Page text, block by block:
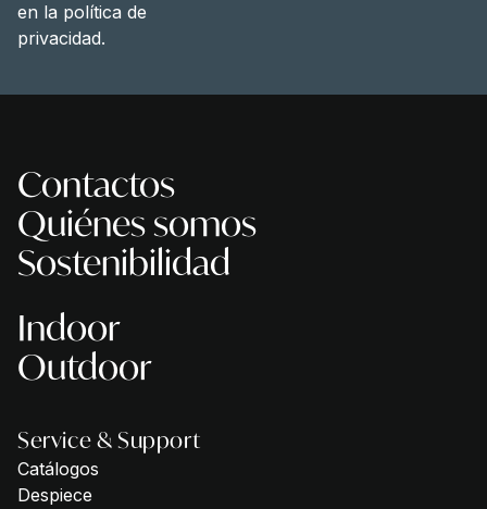
en la política de
privacidad.
Contactos
Quiénes somos
Sostenibilidad
Indoor
Outdoor
Service & Support
Catálogos
Despiece